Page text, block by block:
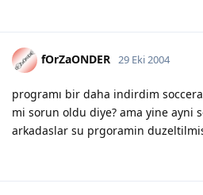
fOrZaONDER 29 Eki 2004
programı bir daha indirdim
mi sorun oldu diye? ama yine ayni
arkadaslar su prgoramin